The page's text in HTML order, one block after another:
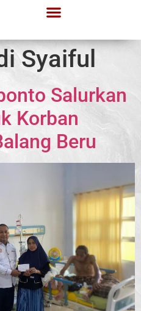
Syaiful
Salurkan
Korban
Beru